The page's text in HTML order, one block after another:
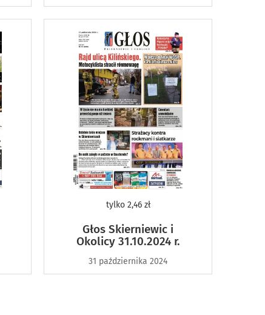
tylko2,46 zł
Głos Skierniewic i
Okolicy 31.10.2024 r.
31 października 2024